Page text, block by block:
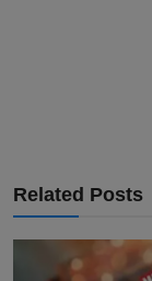
Related Posts